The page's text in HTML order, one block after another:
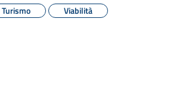
Turismo Viabilità